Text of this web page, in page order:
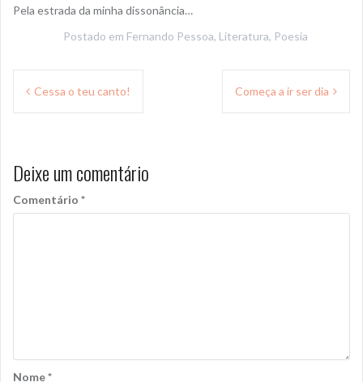
Pela estrada da minha dissonância…
Postado em Fernando Pessoa, Literatura, Poesia
Navegação
Cessa o teu canto! Começa a ir ser dia
Deixe um comentário
Comentário *
Nome*